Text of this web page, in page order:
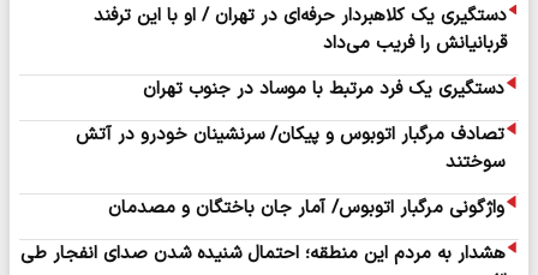
دستگیری یک کلاهبردار حرفه‌ای در تهران / او با این ترفند
قربانیانش را فریب می‌داد
دستگیری یک فرد مرتبط با موساد در جنوب تهران
تصادف مرگبار اتوبوس و پیکان/ سرنشینان خودرو در آتش
سوختند
واژگونی مرگبار اتوبوس/ آمار جان باختگان و مصدمان
هشدار به مردم این منطقه؛ احتمال شنیده شدن صدای انفجار طی